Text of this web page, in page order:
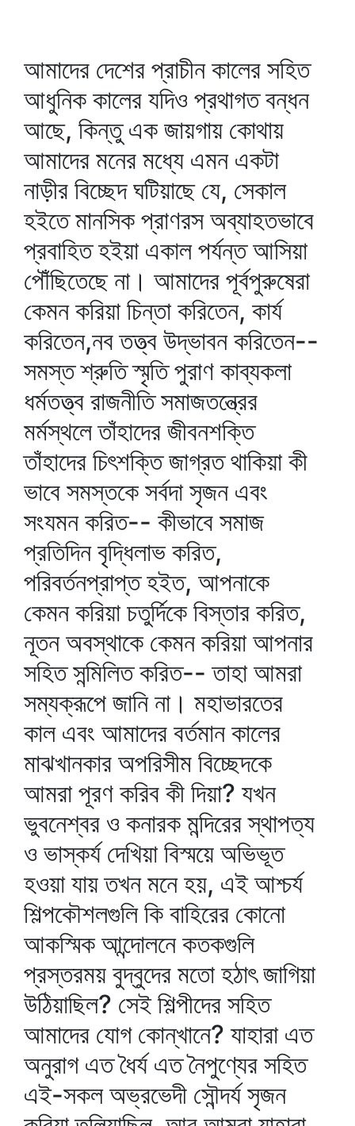
আমাদের দেশের প্রাচীন কালের সহিত
আধুনিক কালের যদিও প্রথাগত বন্ধন
আছে, কিন্তু এক জায়গায় কোথায়
আমাদের মনের মধ্যে এমন একটা
নাড়ীর বিচ্ছেদ ঘটিয়াছে যে, সেকাল
হইতে মানসিক প্রাণরস অব্যাহতভাবে
প্রবাহিত হইয়া একাল পর্যন্ত আসিয়া
পৌঁছিতেছে না। আমাদের পূর্বপুরুষেরা
কেমন করিয়া চিন্তা করিতেন, কার্য
করিতেন,নব তত্ত্ব উদ্‌ভাবন করিতেন--
সমস্ত শ্রুতি স্মৃতি পুরাণ কাব্যকলা
ধর্মতত্ত্ব রাজনীতি সমাজতন্ত্রের
মর্মস্থলে তাঁহাদের জীবনশক্তি
তাঁহাদের চিৎশক্তি জাগ্রত থাকিয়া কী
ভাবে সমস্তকে সর্বদা সৃজন এবং
সংযমন করিত-- কীভাবে সমাজ
প্রতিদিন বৃদ্ধিলাভ করিত,
পরিবর্তনপ্রাপ্ত হইত, আপনাকে
কেমন করিয়া চতুর্দিকে বিস্তার করিত,
নূতন অবস্থাকে কেমন করিয়া আপনার
সহিত সন্মিলিত করিত-- তাহা আমরা
সম্যক্‌রূপে জানি না। মহাভারতের
কাল এবং আমাদের বর্তমান কালের
মাঝখানকার অপরিসীম বিচ্ছেদকে
আমরা পূরণ করিব কী দিয়া? যখন
ভুবনেশ্বর ও কনারক মন্দিরের স্থাপত্য
ও ভাস্কর্য দেখিয়া বিস্ময়ে অভিভূত
হওয়া যায় তখন মনে হয়, এই আশ্চর্য
শিল্পকৌশলগুলি কি বাহিরের কোনো
আকস্মিক আন্দোলনে কতকগুলি
প্রস্তরময় বুদ্‌বুদের মতো হঠাৎ জাগিয়া
উঠিয়াছিল? সেই শিল্পীদের সহিত
আমাদের যোগ কোন্‌খানে? যাহারা এত
অনুরাগ এত ধৈর্য এত নৈপুণ্যের সহিত
এই-সকল অভ্রভেদী সৌন্দর্য সৃজন